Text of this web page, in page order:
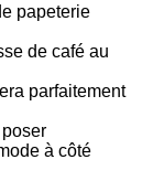
papeterie
de café au
parfaitement
à côté